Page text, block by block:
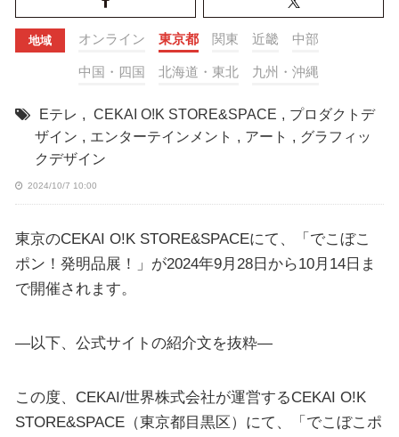
地域 オンライン 東京都 関東 近畿 中部
中国・四国 北海道・東北 九州・沖縄
Eテレ , CEKAI O!K STORE&SPACE , プロダクトデ
ザイン , エンターテインメント , アート , グラフィッ
クデザイン
2024/10/7 10:00
東京のCEKAI O!K STORE&SPACEにて、「でこぼこ
ポン！発明品展！」が2024年9月28日から10月14日ま
で開催されます。
—以下、公式サイトの紹介文を抜粋—
この度、CEKAI/世界株式会社が運営するCEKAI O!K
STORE&SPACE（東京都目黒区）にて、「でこぼこポ